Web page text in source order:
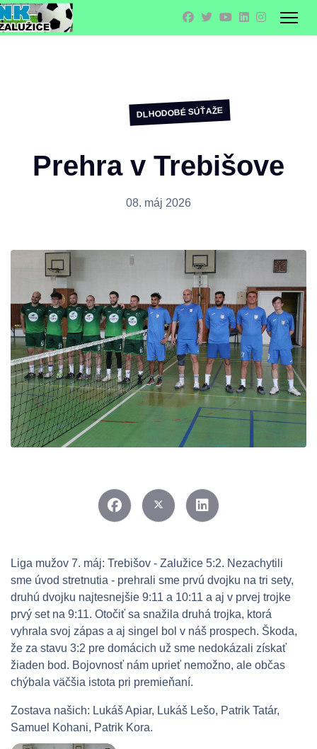
DLHODOBÉ SÚŤAŽE
Prehra v Trebišove
08. máj 2026
Liga mužov 7. máj: Trebišov - Zalužice 5:2. Nezachytili
sme úvod stretnutia - prehrali sme prvú dvojku na tri sety,
druhú dvojku najtesnejšie 9:11 a 10:11 a aj v prvej trojke
prvý set na 9:11. Otočiť sa snažila druhá trojka, ktorá
vyhrala svoj zápas a aj singel bol v náš prospech. Škoda,
že za stavu 3:2 pre domácich už sme nedokázali získať
žiaden bod. Bojovnosť nám uprieť nemožno, ale občas
chýbala väčšia istota pri premieňaní.
Zostava našich: Lukáš Apiar, Lukáš Lešo, Patrik Tatár,
Samuel Kohani, Patrik Kora.